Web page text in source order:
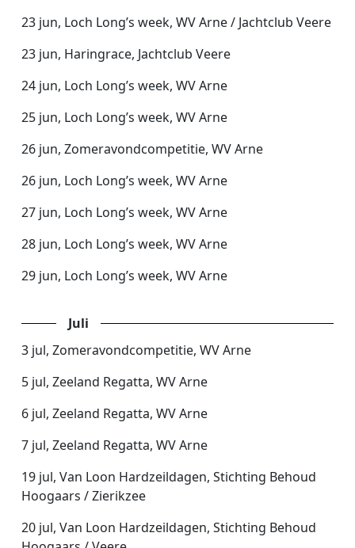
23 jun, Loch Long’s week, WV Arne / Jachtclub Veere
23 jun, Haringrace, Jachtclub Veere
24 jun, Loch Long’s week, WV Arne
25 jun, Loch Long’s week, WV Arne
26 jun, Zomeravondcompetitie, WV Arne
26 jun, Loch Long’s week, WV Arne
27 jun, Loch Long’s week, WV Arne
28 jun, Loch Long’s week, WV Arne
29 jun, Loch Long’s week, WV Arne
Juli
3 jul, Zomeravondcompetitie, WV Arne
5 jul, Zeeland Regatta, WV Arne
6 jul, Zeeland Regatta, WV Arne
7 jul, Zeeland Regatta, WV Arne
19 jul, Van Loon Hardzeildagen, Stichting Behoud
Hoogaars / Zierikzee
20 jul, Van Loon Hardzeildagen, Stichting Behoud